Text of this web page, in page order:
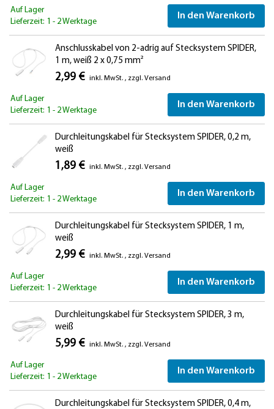
Auf Lager
Lieferzeit: 1 - 2 Werktage
In den Warenkorb
Anschlusskabel von 2-adrig auf Stecksystem SPIDER,
1 m, weiß 2 x 0,75 mm²
2,99 € inkl. MwSt. , zzgl. Versand
Auf Lager
Lieferzeit: 1 - 2 Werktage
In den Warenkorb
Durchleitungskabel für Stecksystem SPIDER, 0,2 m,
weiß
1,89 € inkl. MwSt. , zzgl. Versand
Auf Lager
Lieferzeit: 1 - 2 Werktage
In den Warenkorb
Durchleitungskabel für Stecksystem SPIDER, 1 m,
weiß
2,99 € inkl. MwSt. , zzgl. Versand
Auf Lager
Lieferzeit: 1 - 2 Werktage
In den Warenkorb
Durchleitungskabel für Stecksystem SPIDER, 3 m,
weiß
5,99 € inkl. MwSt. , zzgl. Versand
Auf Lager
Lieferzeit: 1 - 2 Werktage
In den Warenkorb
Durchleitungskabel für Stecksystem SPIDER, 0,4 m,